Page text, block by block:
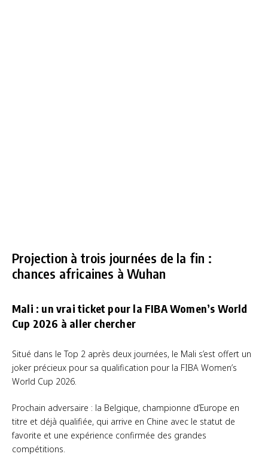
Projection à trois journées de la fin :
chances africaines à Wuhan
Mali : un vrai ticket pour la FIBA Women’s World
Cup 2026 à aller chercher
Situé dans le Top 2 après deux journées, le Mali s’est offert un
joker précieux pour sa qualification pour la FIBA Women’s
World Cup 2026.
Prochain adversaire : la Belgique, championne d’Europe en
titre et déjà qualifiée, qui arrive en Chine avec le statut de
favorite et une expérience confirmée des grandes
compétitions.